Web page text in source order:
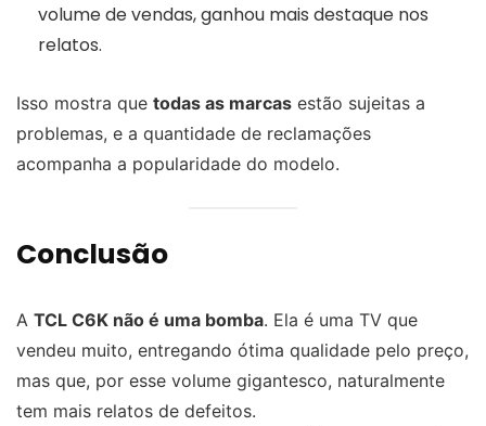
volume de vendas, ganhou mais destaque nos
relatos.
Isso mostra que todas as marcas estão sujeitas a
problemas, e a quantidade de reclamações
acompanha a popularidade do modelo.
Conclusão
A TCL C6K não é uma bomba. Ela é uma TV que
vendeu muito, entregando ótima qualidade pelo preço,
mas que, por esse volume gigantesco, naturalmente
tem mais relatos de defeitos.